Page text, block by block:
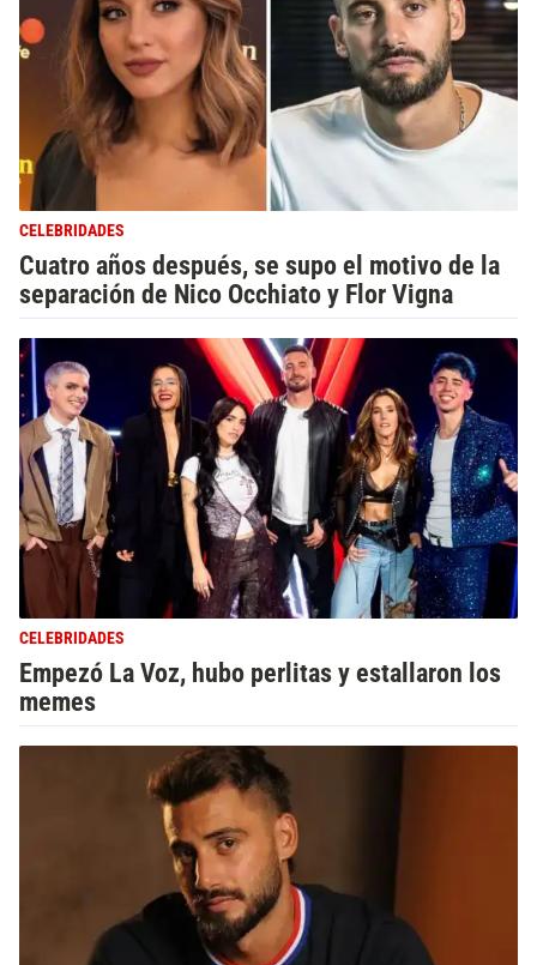
CELEBRIDADES
Cuatro años después, se supo el motivo de la
separación de Nico Occhiato y Flor Vigna
CELEBRIDADES
Empezó La Voz, hubo perlitas y estallaron los
memes